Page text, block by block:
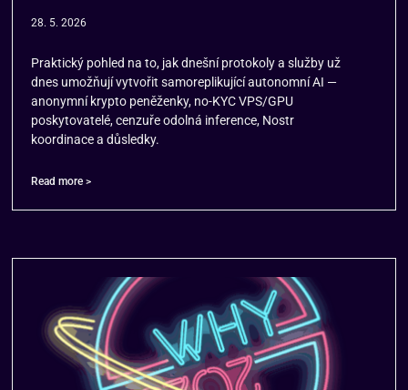
28. 5. 2026
Praktický pohled na to, jak dnešní protokoly a služby už
dnes umožňují vytvořit samoreplikující autonomní AI —
anonymní krypto peněženky, no-KYC VPS/GPU
poskytovatelé, cenzuře odolná inference, Nostr
koordinace a důsledky.
Read more >